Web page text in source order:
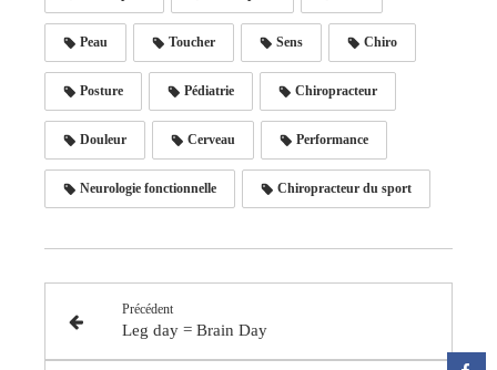
Peau Toucher Sens Chiro
Posture Pédiatrie Chiropracteur
Douleur Cerveau Performance
Neurologie fonctionnelle Chiropracteur du sport
Précédent
Leg day = Brain Day